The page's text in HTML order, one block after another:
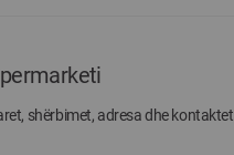
shërbimet, adresa dhe kontaktet